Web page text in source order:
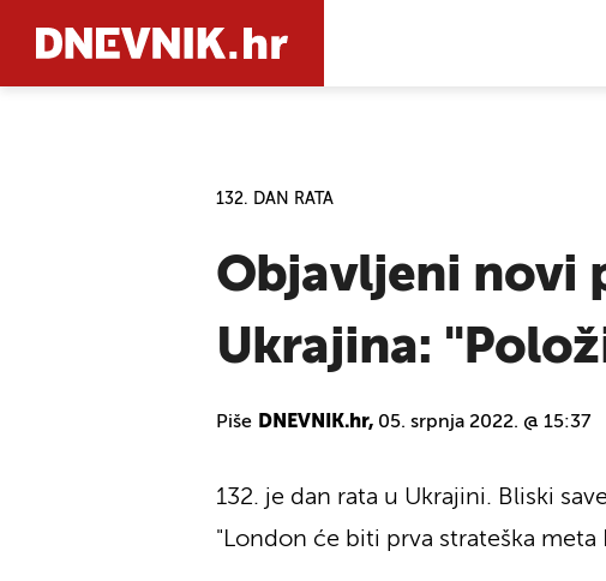
132. DAN RATA
Objavljeni novi
Ukrajina:
Piše DNEVNIK.hr, 05. srpnja 2022. @ 15:37
132. je dan rata u Ukrajini. Bliski
"London će biti prva strateška